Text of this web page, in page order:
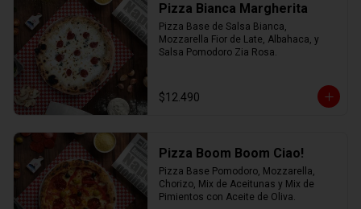
Pizza Bianca Margherita
Pizza Base de Salsa Bianca,
Mozzarella Fior de Late, Albahaca, y
Salsa Pomodoro Zia Rosa.
$12.490
Pizza Boom Boom Ciao!
Pizza Base Pomodoro, Mozzarella,
Chorizo, Mix de Aceitunas y Mix de
Pimientos con Aceite de Oliva.